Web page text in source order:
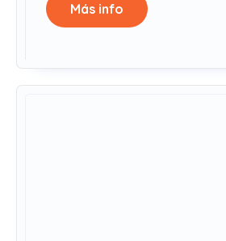
Más info